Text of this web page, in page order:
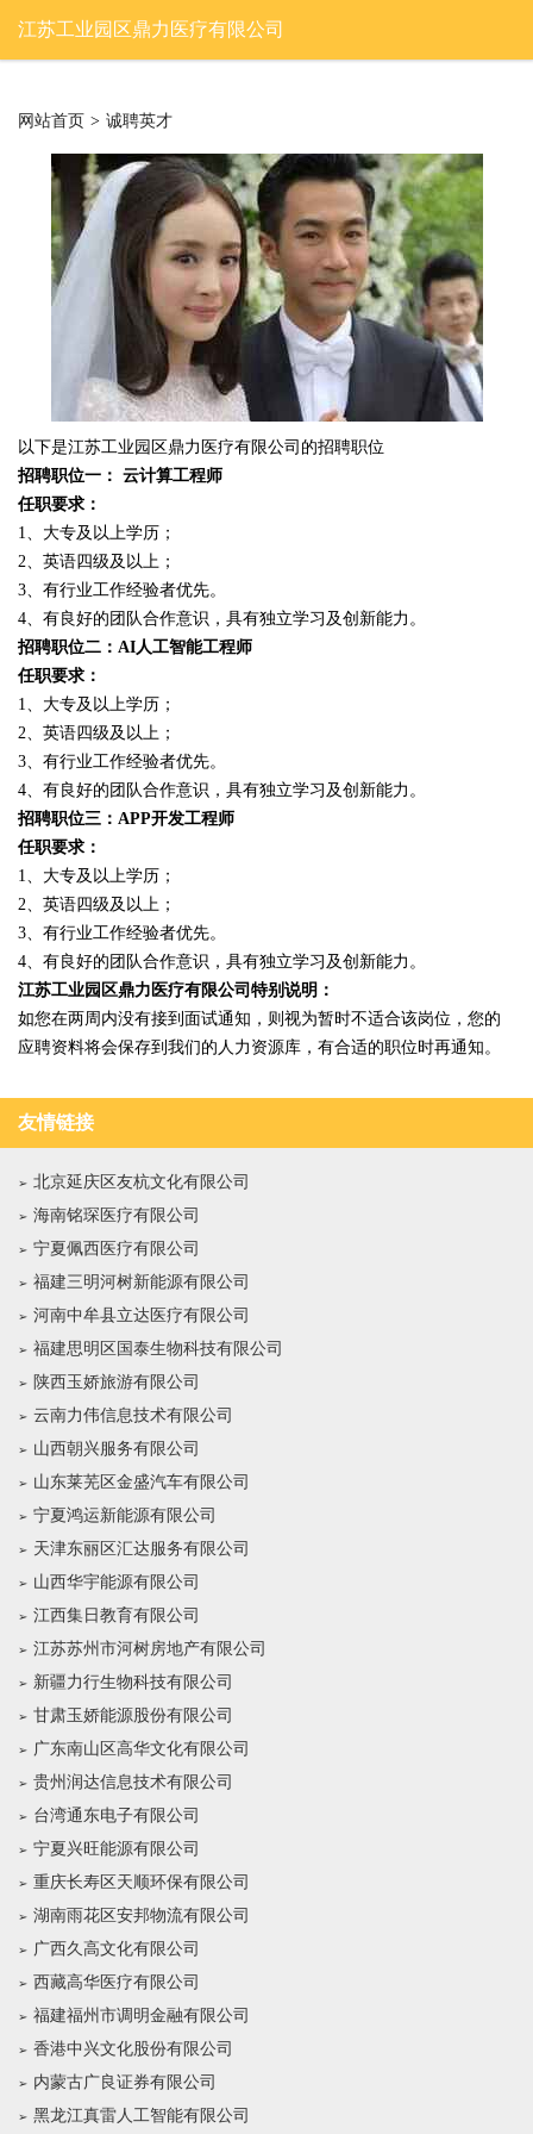
江苏工业园区鼎力医疗有限公司
网站首页 > 诚聘英才
以下是江苏工业园区鼎力医疗有限公司的招聘职位
招聘职位一： 云计算工程师
任职要求：
1、大专及以上学历；
2、英语四级及以上；
3、有行业工作经验者优先。
4、有良好的团队合作意识，具有独立学习及创新能力。
招聘职位二：AI人工智能工程师
任职要求：
1、大专及以上学历；
2、英语四级及以上；
3、有行业工作经验者优先。
4、有良好的团队合作意识，具有独立学习及创新能力。
招聘职位三：APP开发工程师
任职要求：
1、大专及以上学历；
2、英语四级及以上；
3、有行业工作经验者优先。
4、有良好的团队合作意识，具有独立学习及创新能力。
江苏工业园区鼎力医疗有限公司特别说明：
如您在两周内没有接到面试通知，则视为暂时不适合该岗位，您的
应聘资料将会保存到我们的人力资源库，有合适的职位时再通知。
友情链接
北京延庆区友杭文化有限公司
海南铭琛医疗有限公司
宁夏佩西医疗有限公司
福建三明河树新能源有限公司
河南中牟县立达医疗有限公司
福建思明区国泰生物科技有限公司
陕西玉娇旅游有限公司
云南力伟信息技术有限公司
山西朝兴服务有限公司
山东莱芜区金盛汽车有限公司
宁夏鸿运新能源有限公司
天津东丽区汇达服务有限公司
山西华宇能源有限公司
江西集日教育有限公司
江苏苏州市河树房地产有限公司
新疆力行生物科技有限公司
甘肃玉娇能源股份有限公司
广东南山区高华文化有限公司
贵州润达信息技术有限公司
台湾通东电子有限公司
宁夏兴旺能源有限公司
重庆长寿区天顺环保有限公司
湖南雨花区安邦物流有限公司
广西久高文化有限公司
西藏高华医疗有限公司
福建福州市调明金融有限公司
香港中兴文化股份有限公司
内蒙古广良证券有限公司
黑龙江真雷人工智能有限公司